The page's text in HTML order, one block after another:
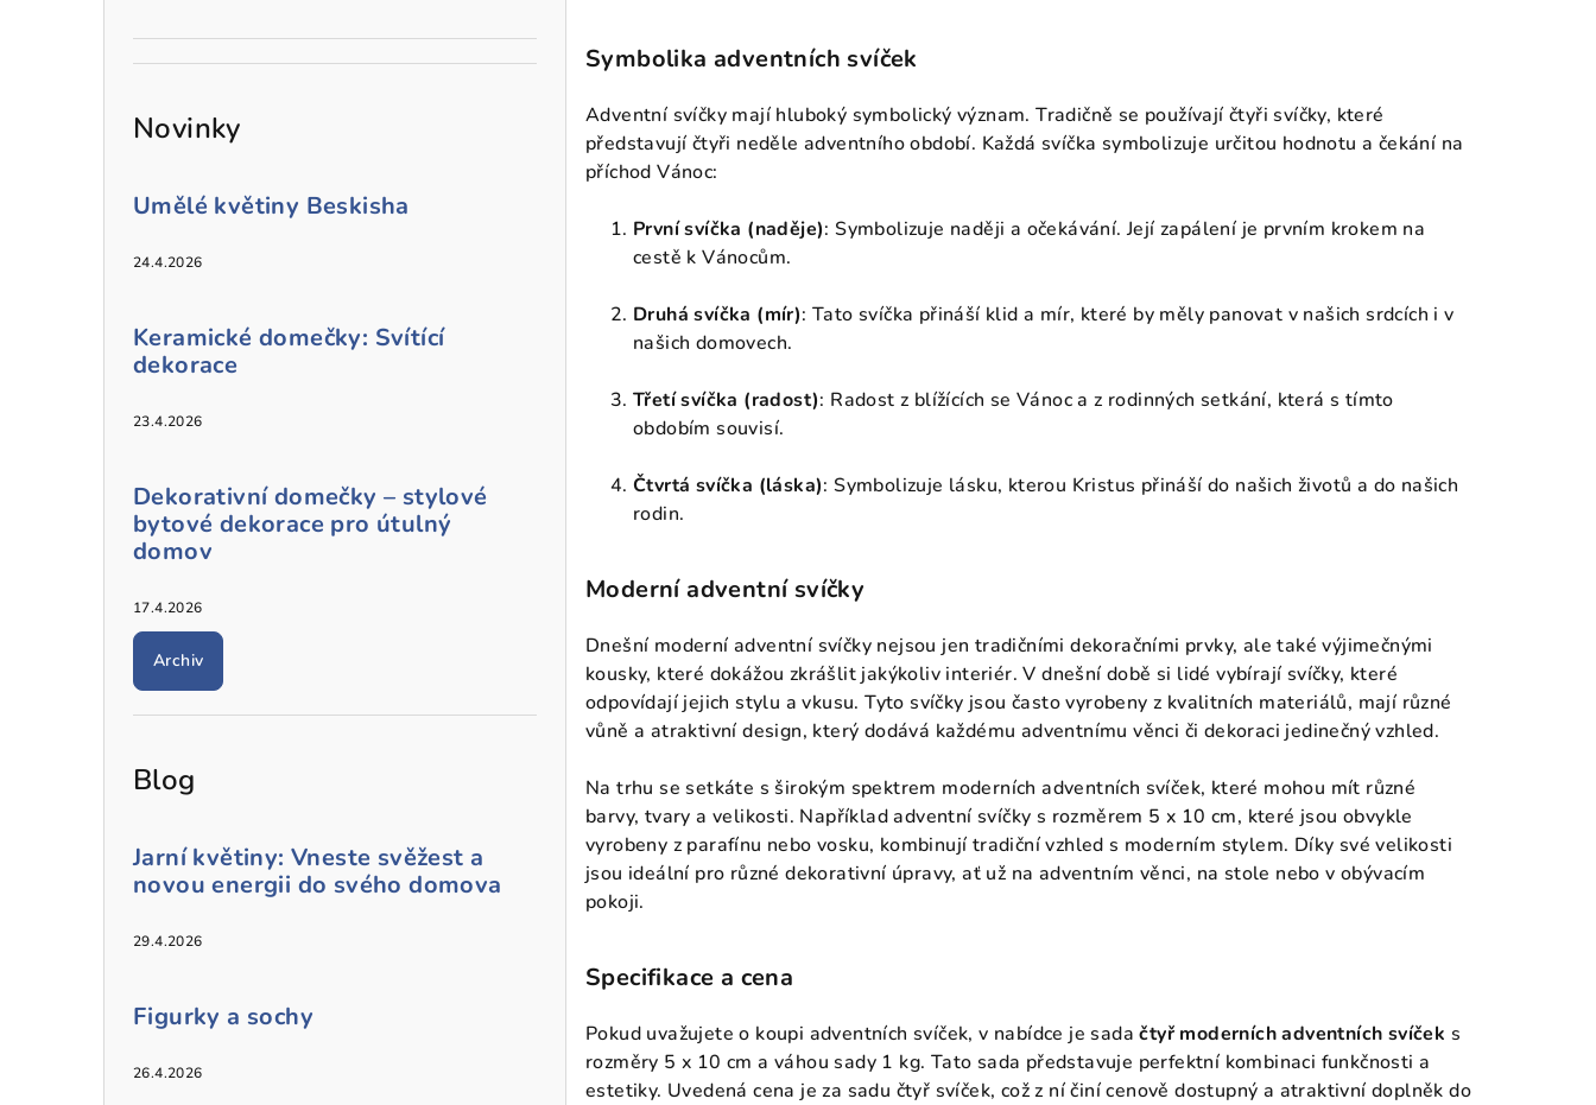
Novinky
Umělé květiny Beskisha
24.4.2026
Keramické domečky: Svítící
dekorace
23.4.2026
Dekorativní domečky – stylové
bytové dekorace pro útulný
domov
17.4.2026
Archiv
Blog
Jarní květiny: Vneste svěžest a
novou energii do svého domova
29.4.2026
Figurky a sochy
26.4.2026
Symbolika adventních svíček
Adventní svíčky mají hluboký symbolický význam. Tradičně se používají čtyři svíčky, které
představují čtyři neděle adventního období. Každá svíčka symbolizuje určitou hodnotu a čekání na
příchod Vánoc:
První svíčka (naděje): Symbolizuje naději a očekávání. Její zapálení je prvním krokem na
cestě k Vánocům.
Druhá svíčka (mír): Tato svíčka přináší klid a mír, které by měly panovat v našich srdcích i v
našich domovech.
Třetí svíčka (radost): Radost z blížících se Vánoc a z rodinných setkání, která s tímto
obdobím souvisí.
Čtvrtá svíčka (láska): Symbolizuje lásku, kterou Kristus přináší do našich životů a do našich
rodin.
Moderní adventní svíčky
Dnešní moderní adventní svíčky nejsou jen tradičními dekoračními prvky, ale také výjimečnými
kousky, které dokážou zkrášlit jakýkoliv interiér. V dnešní době si lidé vybírají svíčky, které
odpovídají jejich stylu a vkusu. Tyto svíčky jsou často vyrobeny z kvalitních materiálů, mají různé
vůně a atraktivní design, který dodává každému adventnímu věnci či dekoraci jedinečný vzhled.
Na trhu se setkáte s širokým spektrem moderních adventních svíček, které mohou mít různé
barvy, tvary a velikosti. Například adventní svíčky s rozměrem 5 x 10 cm, které jsou obvykle
vyrobeny z parafínu nebo vosku, kombinují tradiční vzhled s moderním stylem. Díky své velikosti
jsou ideální pro různé dekorativní úpravy, ať už na adventním věnci, na stole nebo v obývacím
pokoji.
Specifikace a cena
Pokud uvažujete o koupi adventních svíček, v nabídce je sadačtyř moderních adventních svíček s
rozměry 5 x 10 cm a váhou sady 1 kg. Tato sada představuje perfektní kombinaci funkčnosti a
estetiky. Uvedená cena je za sadu čtyř svíček, což z ní činí cenově dostupný a atraktivní doplněk do